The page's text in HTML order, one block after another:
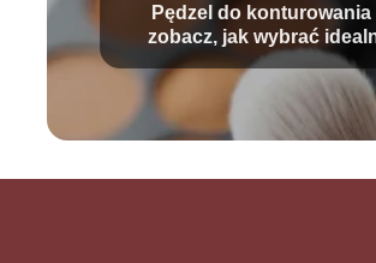
Pędzel do konturowania
zobacz, jak wybrać